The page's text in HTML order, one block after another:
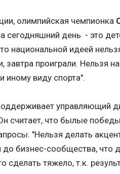
олимпийская чемпионка
сегодняшний день - это
национальной идеей
завтра проиграли. Нельзя
иному виду спорта".
управляющий
считает, что былые
"Нельзя делать
бизнес-сообщества, что
сделать тяжело, т.к.